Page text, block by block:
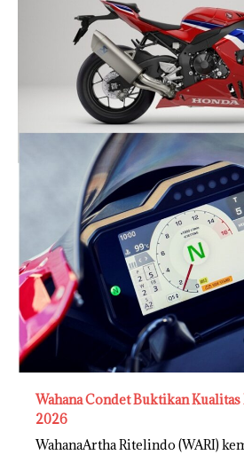
Wahana Condet Buktikan
2026
WahanaArtha Ritelindo (WARI)